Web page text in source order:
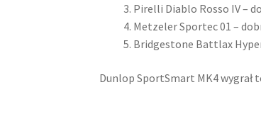
Pirelli Diablo Rosso IV –
Metzeler Sportec 01 –
Bridgestone Battlax
Dunlop SportSmart MK4 wygrał